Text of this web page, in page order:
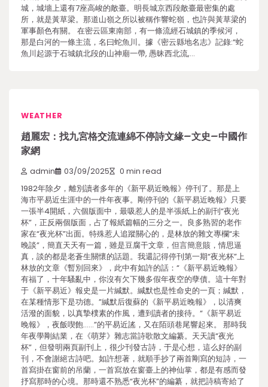
城，城墻上還有7座高峻的敵臺。明長城京西段敵臺最密集的處
所，就是黃草梁。那道山嶺之所以被稱作響蛇嶺，也許與黃草梁的
軍事顏色有關。 在密云區東南部，有一條流經石城鎮的季候河，
那是白河的一條主流，名曰蛇魚川。據《密云縣地名志》記錄:“蛇
魚川起源于石城鎮北段的山神廟一帶, 愚昧西北流,…
WEATHER
趙麗宏：找九宮格交流連綿不停詩文緣–文史–中國作
家網
admin 03/09/2025 0 min read
1982年除夕，離別讀者多年的《新平易近晚報》停刊了。那是上
海市平易近生涯中的一件年夜事。剛停刊的《新平易近晚報》只要
一張半4開紙，六個版面中，最吸惹人的是半張紙上的副刊“夜光
杯”，正反兩個版面，占了報紙篇幅的三分之一。良多熟習的老作
家在“夜光杯”出面。特殊惹人追蹤關心的，是林放的雜文專欄“未
晚談”，簡直天天有一篇，雖是豆腐干文章，但言簡意賅，情思逼
真，談的都是老蒼生關懷的話題。我還記得停刊第一期“夜光杯”上
林放的文章《暫別回來》，此中有如許的話：“《新平易近晚報》
有福了，十年騷亂中，你沒有欠下幾多假年夜空的孽債。這十年對
于《新平易近》報史是一片緘默。緘默也是性命史的一頁；緘默，
在某種情形下是功德。”緘默后復蘇的《新平易近晚報》，以清爽
活潑的面貌，以真摯樸素的作風，遭到讀者的接待。“《新平易近
晚報》，夜飯喫飽……”的平易近謠，又在陌頭巷尾響起來。 那時我
年夜學剛結業，在《萌芽》雜志當詩歌散文編纂。天天讀“夜光
杯”，但發明兩頁副刊上，很少刊發古詩，于是心想，這么好的副
刊，不會謝絕古詩吧。如許想著，就順手抄了兩首剛寫的短詩，一
首寫掛在窗前的吊蘭，一首寫放在窗臺上的神仙掌，都是有感而發
抒寫那時的心境。那時還不熟悉“夜光杯”的編纂，就把詩稿寄給了